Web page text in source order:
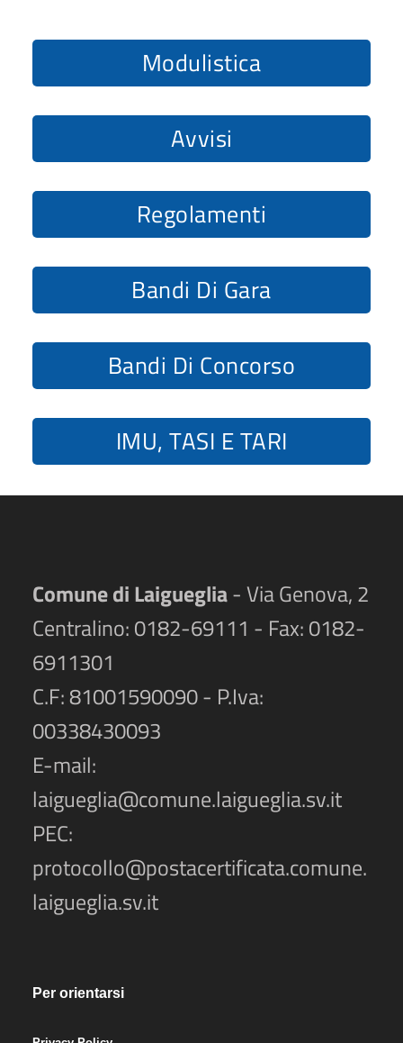
Modulistica
Avvisi
Regolamenti
Bandi Di Gara
Bandi Di Concorso
IMU, TASI E TARI
Comune di Laigueglia- Via Genova, 2
Centralino: 0182-69111 - Fax: 0182-
6911301
C.F: 81001590090 - P.Iva:
00338430093
E-mail:
laigueglia@comune.laigueglia.sv.it
PEC:
protocollo@postacertificata.comune.
laigueglia.sv.it
Per orientarsi